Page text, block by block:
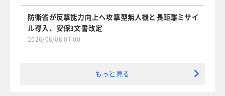
防衛省が反撃能力向上へ攻撃型無人機と長距離ミサイ
ル導入、安保3文書改定
2026/08/08 07:00
もっと見る